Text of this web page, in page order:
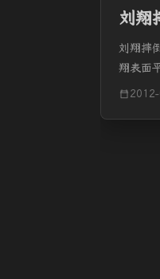
刘翔
刘翔摔
翔表面
7步上